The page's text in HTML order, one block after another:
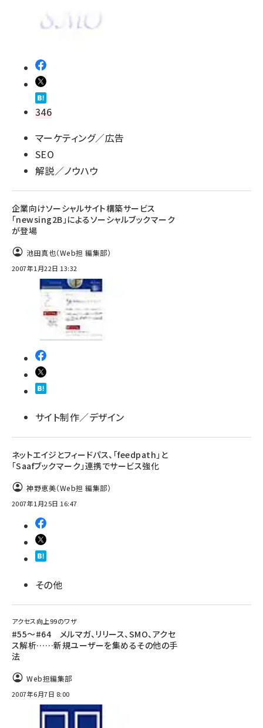
346
マーケティング／広告
SEO
解説／ノウハウ
企業向けソーシャルサイト構築サービス
「newsing2B」によるソーシャルブックマーク
が登場
池田真也（Web担 編集部）
2007年1月22日 13:32
サイト制作／デザイン
ネットエイジとフィードパス、「feedpath」と
「Saafブックマーク」連携でサービス強化
神野恵美（Web担 編集部）
2007年1月25日 16:47
その他
アクセス向上99のワザ
#55～#64 メルマガ、リリース、SMO、アクセ
ス解析……新規ユーザーを集めるその他の手
法
Web担編集部
2007年6月7日 8:00